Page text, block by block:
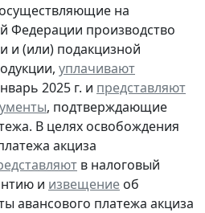
на
Федерации производство
и (или) подакцизной
уплачивают
2025 г. и представляют
, подтверждающие
В целях освобождения
акциза
в налоговый
и извещение об
авансового платежа акциза